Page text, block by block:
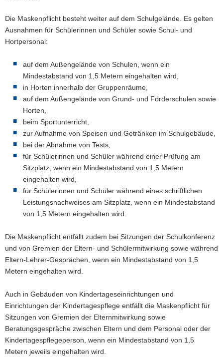
Die Maskenpflicht besteht weiter auf dem Schulgelände. Es gelten
Ausnahmen für Schülerinnen und Schüler sowie Schul- und
Hortpersonal:
auf dem Außengelände von Schulen, wenn ein
Mindestabstand von 1,5 Metern eingehalten wird,
in Horten innerhalb der Gruppenräume,
auf dem Außengelände von Grund- und Förderschulen sowie
Horten,
beim Sportunterricht,
zur Aufnahme von Speisen und Getränken im Schulgebäude,
bei der Abnahme von Tests,
für Schülerinnen und Schüler während einer Prüfung am
Sitzplatz, wenn ein Mindestabstand von 1,5 Metern
eingehalten wird,
für Schülerinnen und Schüler während eines schriftlichen
Leistungsnachweises am Sitzplatz, wenn ein Mindestabstand
von 1,5 Metern eingehalten wird.
Die Maskenpflicht entfällt zudem bei Sitzungen der Schulkonferenz
und von Gremien der Eltern- und Schülermitwirkung sowie während
Eltern-Lehrer-Gesprächen, wenn ein Mindestabstand von 1,5
Metern eingehalten wird.
Auch in Gebäuden von Kindertageseinrichtungen und
Einrichtungen der Kindertagespflege entfällt die Maskenpflicht für
Sitzungen von Gremien der Elternmitwirkung sowie
Beratungsgespräche zwischen Eltern und dem Personal oder der
Kindertagespflegeperson, wenn ein Mindestabstand von 1,5
Metern jeweils eingehalten wird.